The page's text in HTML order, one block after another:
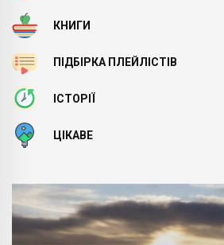
КНИГИ
ПІДБІРКА ПЛЕЙЛІСТІВ
ІСТОРІЇ
ЦІКАВЕ